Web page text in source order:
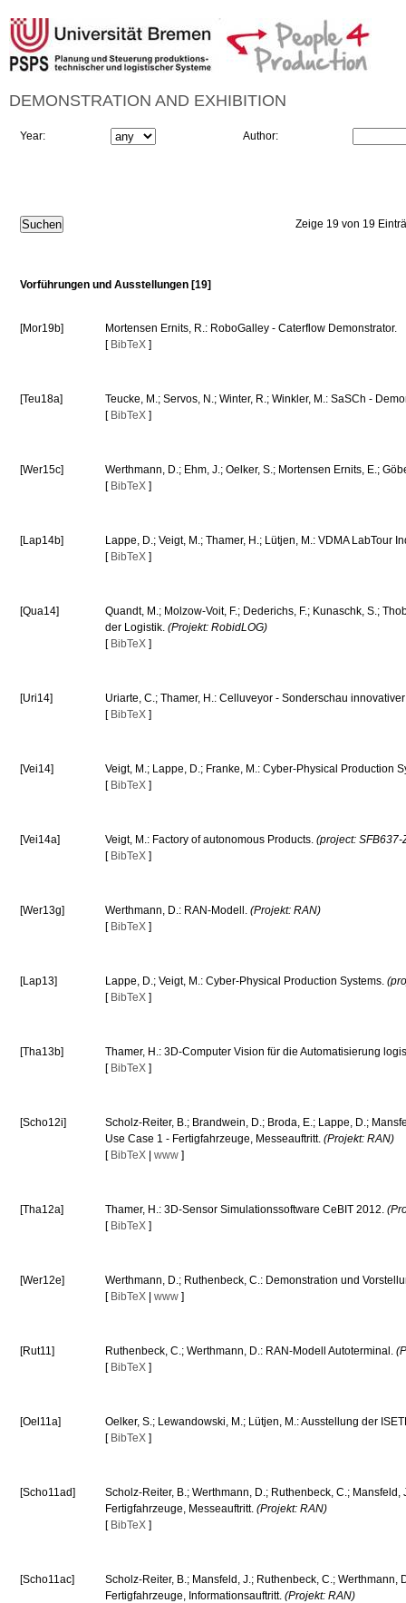
DEMONSTRATION AND EXHIBITION
Year: Author:
Zeige 19 von 19
Vorführungen und Ausstellungen [19]
[Mor19b]
Mortensen Ernits, R.: RoboGalley - Caterflow Demonstrator.
[ BibTeX ]
[Teu18a]
Teucke, M.; Servos, N.; Winter, R.; Winkler, M.: SaSCh -
[ BibTeX ]
[Wer15c]
Werthmann, D.; Ehm, J.; Oelker, S.; Mortensen Ernits, E.;
[ BibTeX ]
[Lap14b]
Lappe, D.; Veigt, M.; Thamer, H.; Lütjen, M.: VDMA LabTour
[ BibTeX ]
[Qua14]
Quandt, M.; Molzow-Voit, F.; Dederichs, F.; Kunaschk, S.;
der Logistik. (Projekt: RobidLOG)
[ BibTeX ]
[Uri14]
Uriarte, C.; Thamer, H.: Celluveyor - Sonderschau
[ BibTeX ]
[Vei14]
Veigt, M.; Lappe, D.; Franke, M.: Cyber-Physical Production
[ BibTeX ]
[Vei14a] Veigt, M.: Factory of autonomous Products. (project: SFB637-
[ BibTeX ]
[Wer13g] Werthmann, D.: RAN-Modell. (Projekt: RAN)
[ BibTeX ]
[Lap13] Lappe, D.; Veigt, M.: Cyber-Physical Production Systems.
[ BibTeX ]
[Tha13b]
Thamer, H.: 3D-Computer Vision für die Automatisierung
[ BibTeX ]
[Scho12i]
Scholz-Reiter, B.; Brandwein, D.; Broda, E.; Lappe, D.;
Use Case 1 - Fertigfahrzeuge, Messeauftritt. (Projekt: RAN)
[ BibTeX| www ]
[Tha12a] Thamer, H.: 3D-Sensor Simulationssoftware CeBIT 2012.
[ BibTeX ]
[Wer12e]
Werthmann, D.; Ruthenbeck, C.: Demonstration und
[ BibTeX| www ]
[Rut11] Ruthenbeck, C.; Werthmann, D.: RAN-Modell Autoterminal.
[ BibTeX ]
[Oel11a]
Oelker, S.; Lewandowski, M.; Lütjen, M.: Ausstellung der
[ BibTeX ]
[Scho11ad]
Scholz-Reiter, B.; Werthmann, D.; Ruthenbeck, C.;
Fertigfahrzeuge, Messeauftritt. (Projekt: RAN)
[ BibTeX ]
[Scho11ac]
Scholz-Reiter, B.; Mansfeld, J.; Ruthenbeck, C.;
Fertigfahrzeuge, Informationsauftritt. (Projekt: RAN)